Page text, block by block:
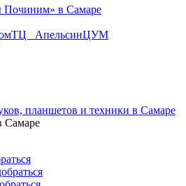
ТЦ АпельсинЦУМ
планшетов и техники в Самаре
Самаре